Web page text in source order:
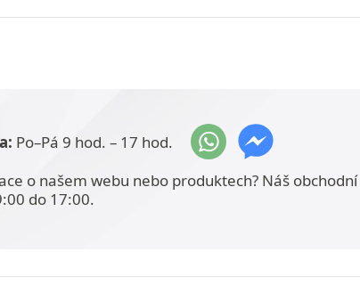
Po–Pá 9 hod. – 17 hod.
o našem webu nebo produktech? Náš
do 17:00.